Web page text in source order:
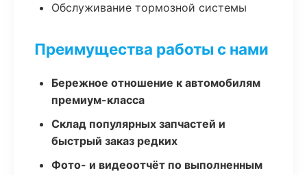
Обслуживание тормозной системы
Преимущества работы с нами
Бережное отношение к автомобилям
премиум-класса
Склад популярных запчастей и
быстрый заказ редких
Фото- и видеоотчёт по выполненным